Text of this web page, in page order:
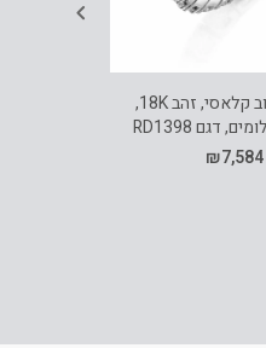
טבעת יהלומים בעיצוב קלאסי, זהב 18K,
₪7,584